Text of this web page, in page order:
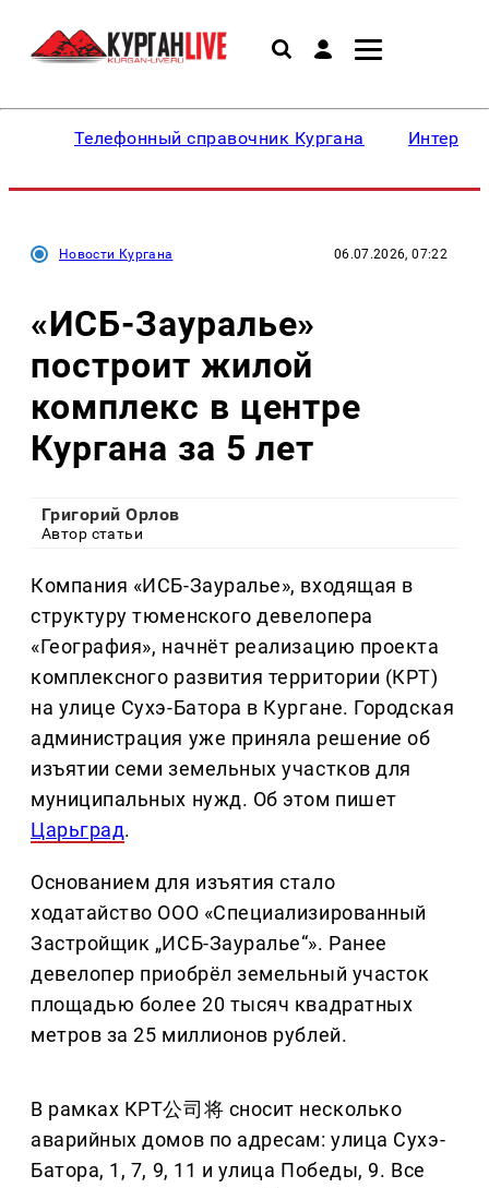
Телефонный справочник Кургана
Новости Кургана 06.07.2026, 07:22
«ИСБ-Зауралье»
построит жилой
комплекс в центре
Кургана за 5 лет
Григорий Орлов
Автор статьи
Компания «ИСБ-Зауралье», входящая в
структуру тюменского девелопера
«География», начнёт реализацию проекта
комплексного развития территории (КРТ)
на улице Сухэ-Батора в Кургане. Городская
администрация уже приняла решение об
изъятии семи земельных участков для
муниципальных нужд. Об этом пишет
Царьград.
Основанием для изъятия стало
ходатайство ООО «Специализированный
Застройщик „ИСБ-Зауралье“». Ранее
девелопер приобрёл земельный участок
площадью более 20 тысяч квадратных
метров за 25 миллионов рублей.
В рамках КРТ公司将 сносит несколько
аварийных домов по адресам: улица Сухэ-
Батора, 1, 7, 9, 11 и улица Победы, 9. Все